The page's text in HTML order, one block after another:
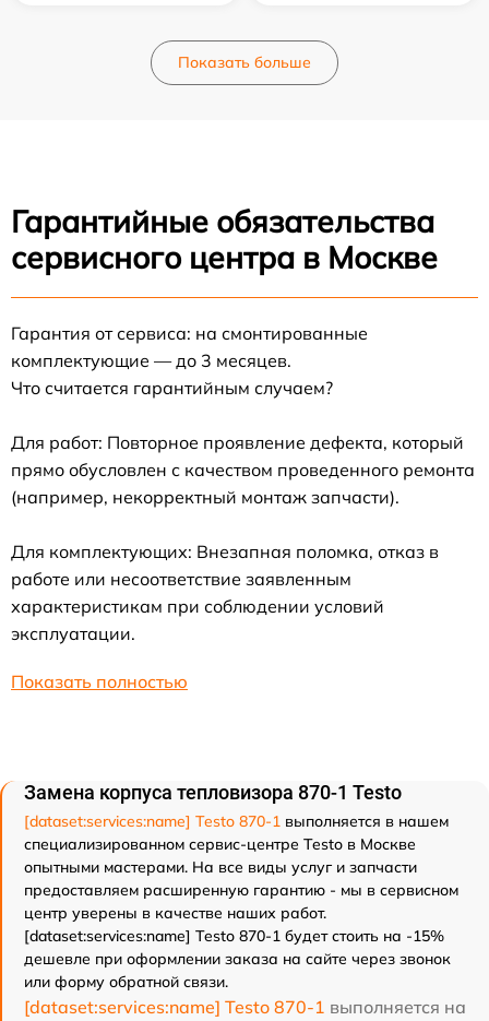
Показать больше
Гарантийные обязательства
сервисного центра в Москве
Гарантия от сервиса: на смонтированные
комплектующие — до 3 месяцев.
Что считается гарантийным случаем?
Для работ: Повторное проявление дефекта, который
прямо обусловлен с качеством проведенного ремонта
(например, некорректный монтаж запчасти).
Для комплектующих: Внезапная поломка, отказ в
работе или несоответствие заявленным
характеристикам при соблюдении условий
эксплуатации.
Показать полностью
Замена корпуса тепловизора 870-1 Testo
[dataset:services:name] Testo 870-1 выполняется в нашем
специализированном сервис-центре Testo в Москве
опытными мастерами. На все виды услуг и запчасти
предоставляем расширенную гарантию - мы в сервисном
центр уверены в качестве наших работ.
[dataset:services:name] Testo 870-1 будет стоить на -15%
дешевле при оформлении заказа на сайте через звонок
или форму обратной связи.
[dataset:services:name] Testo 870-1 выполняется на